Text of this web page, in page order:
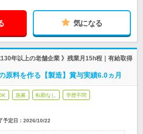
気になる
年以上の老舗企業 》残業月15h程｜有給取得
原料を作る【製造】賞与実績6.0ヵ月
急募 転勤なし 学歴不問
予定日： 2026/10/22